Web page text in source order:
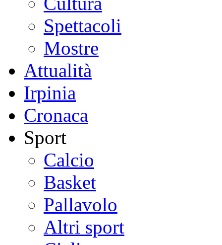
Spettacoli
Mostre
Attualità
Irpinia
Cronaca
Sport
Calcio
Basket
Pallavolo
Altri sport